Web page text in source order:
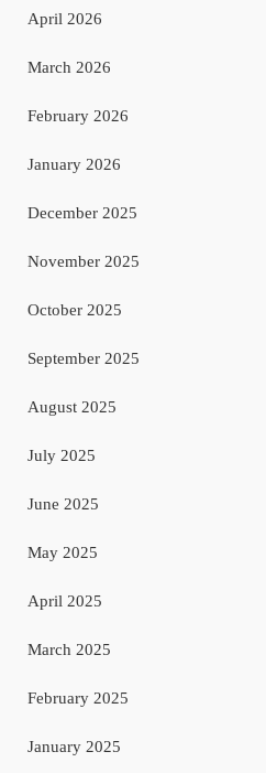
April 2026
March 2026
February 2026
January 2026
December 2025
November 2025
October 2025
September 2025
August 2025
July 2025
June 2025
May 2025
April 2025
March 2025
February 2025
January 2025